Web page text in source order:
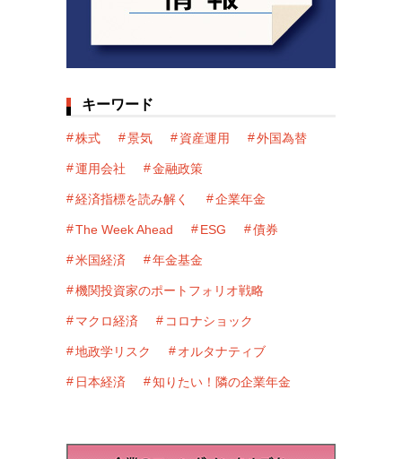
キーワード
株式 景気 資産運用 外国為替
運用会社 金融政策
経済指標を読み解く 企業年金
The Week Ahead ESG 債券
米国経済 年金基金
機関投資家のポートフォリオ戦略
マクロ経済 コロナショック
地政学リスク オルタナティブ
日本経済 知りたい！隣の企業年金